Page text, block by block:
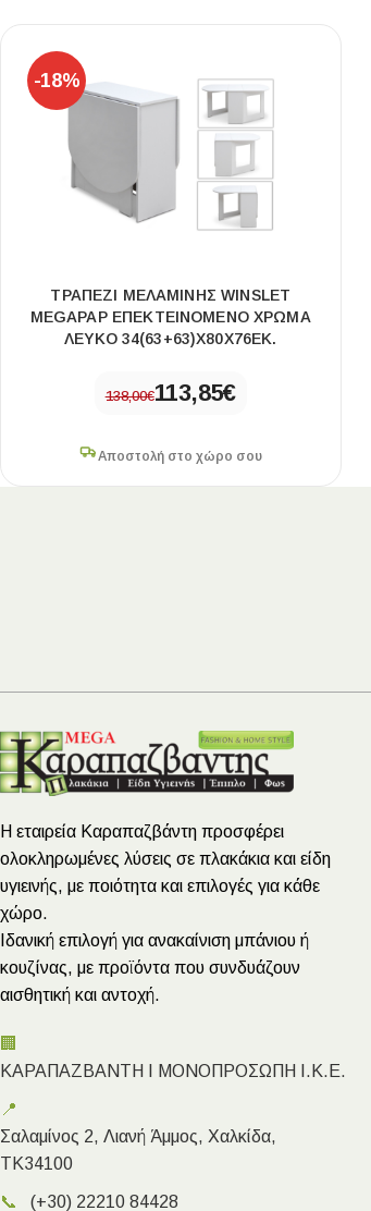
-18%
ΤΡΑΠΈΖΙ ΜΕΛΑΜΊΝΗΣ WINSLET
MEGAPAP ΕΠΕΚΤΕΙΝΌΜΕΝΟ ΧΡΏΜΑ
ΛΕΥΚΌ 34(63+63)X80X76ΕΚ.
138,00€113,85€
Αποστολή στο χώρο σου
Η εταιρεία Καραπαζβάντη προσφέρει
ολοκληρωμένες λύσεις σε πλακάκια και είδη
υγιεινής, με ποιότητα και επιλογές για κάθε
χώρο.
Ιδανική επιλογή για ανακαίνιση μπάνιου ή
κουζίνας, με προϊόντα που συνδυάζουν
αισθητική και αντοχή.
🏢
ΚΑΡΑΠΑΖΒΑΝΤΗ Ι ΜΟΝΟΠΡΟΣΩΠΗ Ι.Κ.Ε.
📍
Σαλαμίνος 2, Λιανή Άμμος, Χαλκίδα,
ΤΚ34100
📞 (+30) 22210 84428